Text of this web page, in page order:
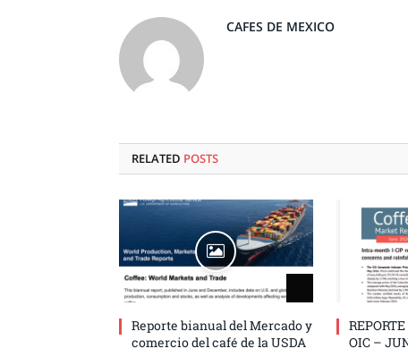
CAFES DE MEXICO
RELATED POSTS
Reporte bianual del Mercado y
comercio del café de la USDA
OIC –